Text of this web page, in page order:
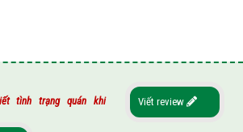
tình trạng quán khi Viết review